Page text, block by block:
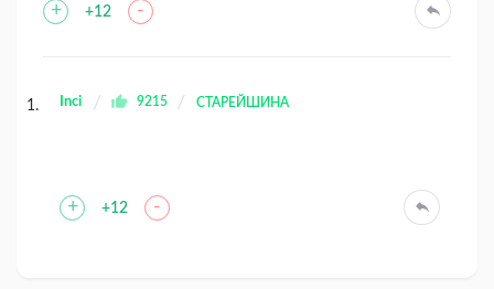
+ +12 -
Inci 9215 СТАРЕЙШИНА
+ +12 -